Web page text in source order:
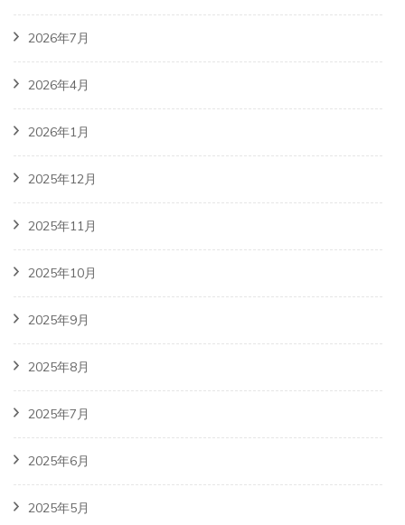
2026年7月
2026年4月
2026年1月
2025年12月
2025年11月
2025年10月
2025年9月
2025年8月
2025年7月
2025年6月
2025年5月